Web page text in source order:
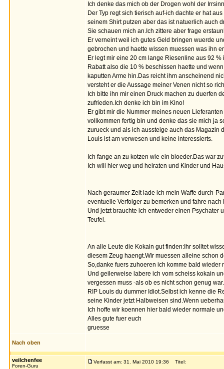
Ich denke das mich ob der Drogen wohl der
Der Typ regt sich tierisch auf-ich dachte er hat
seinem Shirt putzen aber das ist natuerlich auch
Sie schauen mich an.Ich zittere aber frage
Er verneint weil ich gutes Geld bringen wuerde
gebrochen und haette wissen muessen was ihn
Er legt mir eine 20 cm lange Riesenline aus 92
Rabatt also die 10 % beschissen haette und
kaputten Arme hin.Das reicht ihm anscheinend
versteht er die Aussage meiner Venen nicht so
Ich bitte ihn mir einen Druck machen zu duerfen
zufrieden.Ich denke ich bin im Kino!
Er gibt mir die Nummer meines neuen
vollkommen fertig bin und denke das sie mich ja
zurueck und als ich aussteige auch das Magazin
Louis ist am verwesen und keine interessierts.
Ich fange an zu kotzen wie ein bloeder.Das war
Ich will hier weg und heiraten und Kinder und
Nach geraumer Zeit lade ich mein Waffe durch-
eventuelle Verfolger zu bemerken und fahre nach
Und jetzt brauchte ich entweder einen Psychater
Teufel.
An alle Leute die Kokain gut finden:Ihr solltet
diesem Zeug haengt.Wir muessen alleine schon
So,danke fuers zuhoeren ich komme bald
Und geilerweise labere ich vom scheiss kokain
vergessen muss -als ob es nicht schon genug war.
RIP Louis du dummer Idiot.Selbst ich kenne die
seine Kinder jetzt Halbweisen sind.Wenn
Ich hoffe wir koennen hier bald wieder normale
Alles gute fuer euch
gruesse
Nach oben
veilchenfee
Foren-Guru
Verfasst am: 31. Mai 2010 19:36 Titel: